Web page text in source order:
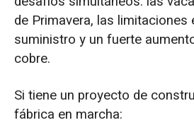
de Primavera, las limitaciones
suministro y un fuerte
cobre.
Si tiene un proyecto de
fábrica en marcha: